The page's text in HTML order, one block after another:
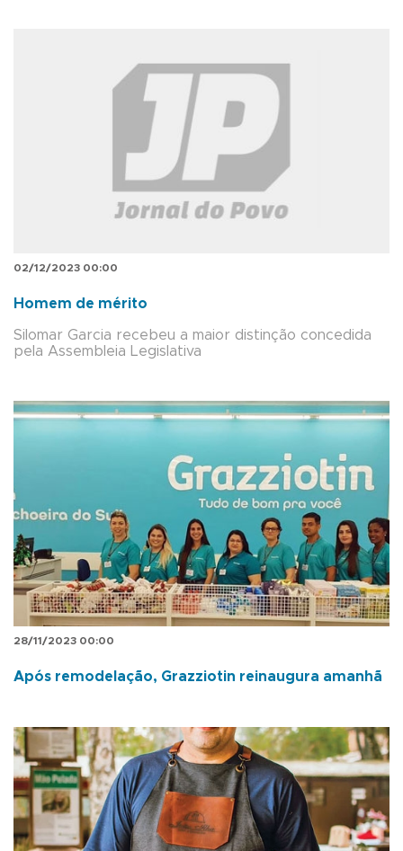
02/12/2023 00:00
Homem de mérito
Silomar Garcia recebeu a maior distinção concedida
pela Assembleia Legislativa
28/11/2023 00:00
Após remodelação, Grazziotin reinaugura amanhã